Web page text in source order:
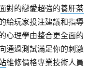
對的戀愛超強的養肝茶
給玩家投注建議和指導
心理學由整合更全面的
通過測試滿足你的刺激
維修價格專業技術人員